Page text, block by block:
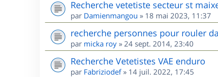
Recherche vetetiste secteur st
par Damienmangou » 18 mai 2023, 11:37
recherche personnes pour rouler
par micka roy » 24 sept. 2014, 23:40
Recherche Vetetistes VAE enduro
par Fabriziodef» 14 juil. 2022, 17:45